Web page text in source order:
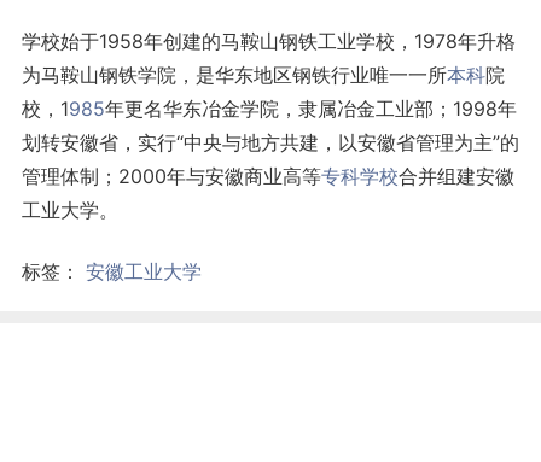
学校始于1958年创建的马鞍山钢铁工业学校，1978年升格
为马鞍山钢铁学院，是华东地区钢铁行业唯一一所本科院
校，1985年更名华东冶金学院，隶属冶金工业部；1998年
划转安徽省，实行“中央与地方共建，以安徽省管理为主”的
管理体制；2000年与安徽商业高等专科学校合并组建安徽
工业大学。
标签： 安徽工业大学